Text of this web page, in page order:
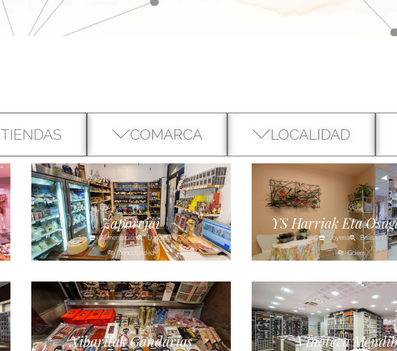
TIENDAS COMARCA LOCALIDAD
Zaporejai
Alimentación Donostia
Donostialdea
YS Harriak Eta
Joyería Beasaini
Goierri
Xibaritak Gandarias Vinoteca